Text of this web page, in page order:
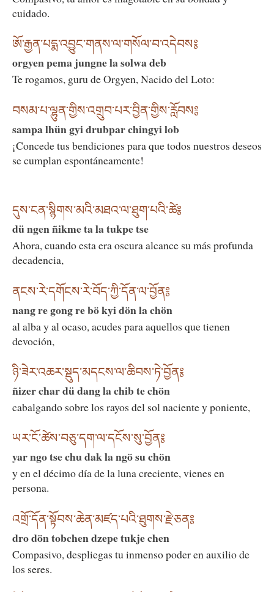
cuidado.
ཨོ་རྒྱན་པདྨ་འབྱུང་གནས་ལ་གསོལ་བ་འདེབས༔
orgyen pema jungne la solwa deb
Te rogamos, guru de Orgyen, Nacido del Loto:
བསམ་པ་ལྷུན་གྱིས་འགྲུབ་པར་བྱིན་གྱིས་རློབས༔
sampa lhün gyi drubpar chingyi lob
¡Concede tus bendiciones para que todos nuestros deseos
se cumplan espontáneamente!
དུས་ངན་སྙིགས་མའི་མཐའ་ལ་ཐུག་པའི་ཚེ༔
dü ngen ñikme ta la tukpe tse
Ahora, cuando esta era oscura alcance su más profunda
decadencia,
ནངས་རེ་དགོངས་རེ་བོད་ཀྱི་དོན་ལ་བྱོན༔
nang re gong re bö kyi dön la chön
al alba y al ocaso, acudes para aquellos que tienen
devoción,
ཉི་ཟེར་འཆར་སྡུད་མདངས་ལ་ཆིབས་ཏེ་བྱོན༔
ñizer char dü dang la chib te chön
cabalgando sobre los rayos del sol naciente y poniente,
ཡར་ངོ་ཚེས་བཅུ་དག་ལ་དངོས་སུ་བྱོན༔
yar ngo tse chu dak la ngö su chön
y en el décimo día de la luna creciente, vienes en
persona.
འགྲོ་དོན་སྟོབས་ཆེན་མཛད་པའི་ཐུགས་རྗེ་ཅན༔
dro dön tobchen dzepe tukje chen
Compasivo, despliegas tu inmenso poder en auxilio de
los seres.